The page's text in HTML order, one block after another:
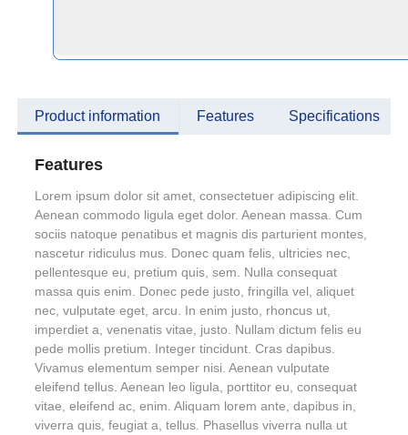
Product information Features Specifications
Features
Lorem ipsum dolor sit amet, consectetuer adipiscing elit.
Aenean commodo ligula eget dolor. Aenean massa. Cum
sociis natoque penatibus et magnis dis parturient montes,
nascetur ridiculus mus. Donec quam felis, ultricies nec,
pellentesque eu, pretium quis, sem. Nulla consequat
massa quis enim. Donec pede justo, fringilla vel, aliquet
nec, vulputate eget, arcu. In enim justo, rhoncus ut,
imperdiet a, venenatis vitae, justo. Nullam dictum felis eu
pede mollis pretium. Integer tincidunt. Cras dapibus.
Vivamus elementum semper nisi. Aenean vulputate
eleifend tellus. Aenean leo ligula, porttitor eu, consequat
vitae, eleifend ac, enim. Aliquam lorem ante, dapibus in,
viverra quis, feugiat a, tellus. Phasellus viverra nulla ut